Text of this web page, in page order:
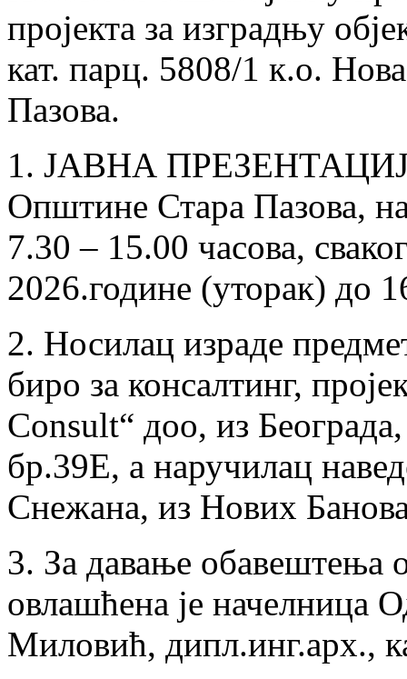
пројекта за изградњу
кат. парц. 5808/1 к.о.
Пазова.
1. ЈАВНА ПРЕЗЕНТАЦИЈА
Oпштине Стара Пазова,
7.30 – 15.00 часова,
2026.године (уторак) до
2. Носилац израде
биро за консалтинг,
Consult“ доо, из
бр.39Е, а наручилац
Снежана, из Нових
3. За давање обавештења
овлашћена је начелница
Миловић, дипл.инг.арх.,